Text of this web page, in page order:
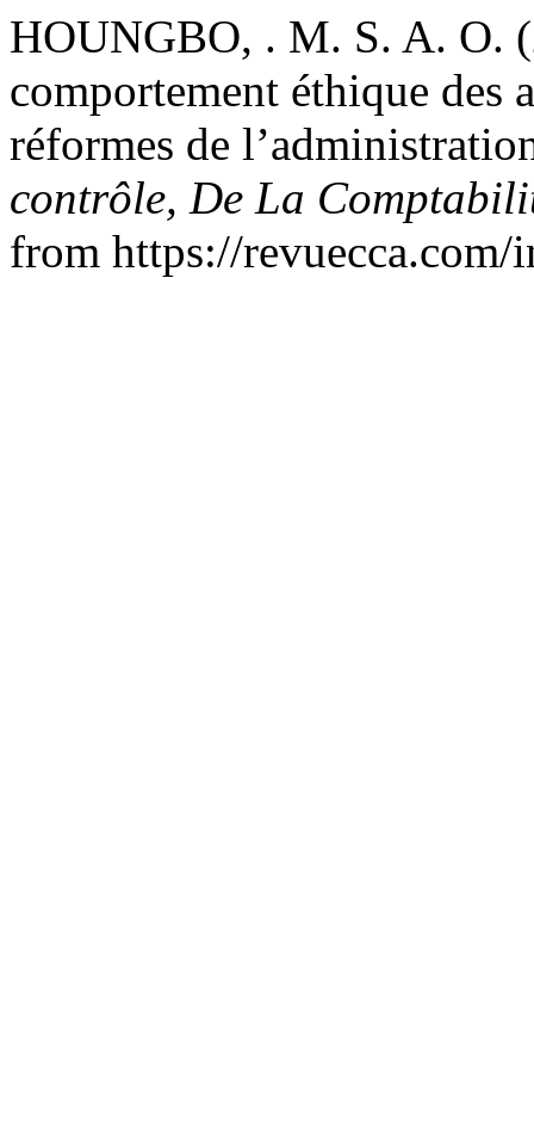
HOUNGBO, . M. S. A. O.
comportement éthique des
réformes de
contrôle, De La
from https://